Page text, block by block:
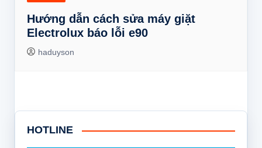
Hướng dẫn cách sửa máy giặt
Electrolux báo lỗi e90
haduyson
HOTLINE